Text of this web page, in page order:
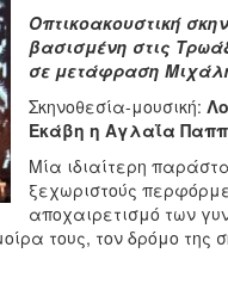
Οπτικοακουστική
βασισμένη στις
σε μετάφραση
Σκηνοθεσία-μουσική:
Eκάβη η Αγλαΐα
Μία ιδιαίτερη
ξεχωριστούς
αποχαιρετισμό των
τους, τον δρόμο